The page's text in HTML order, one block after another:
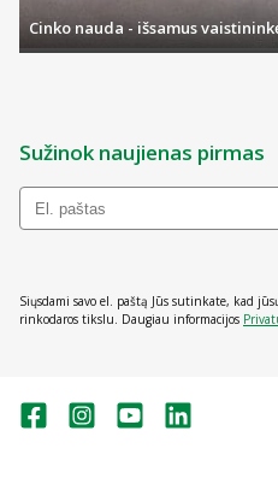
Cinko nauda - išsamus
Sužinok naujienas pirmas
Siųsdami savo el. paštą Jūs sutinkate, kad
rinkodaros tikslu. Daugiau informacijos